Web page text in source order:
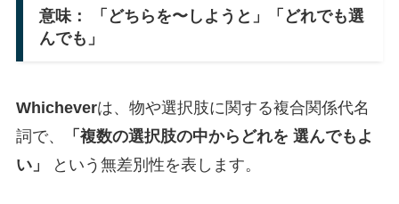
意味： 「どちらを〜しようと」「どれでも選
んでも」
Whicheverは、物や選択肢に関する複合関係代名
詞で、
「複数の選択肢の中からどれを 選んでもよ
い」
という無差別性を表します。